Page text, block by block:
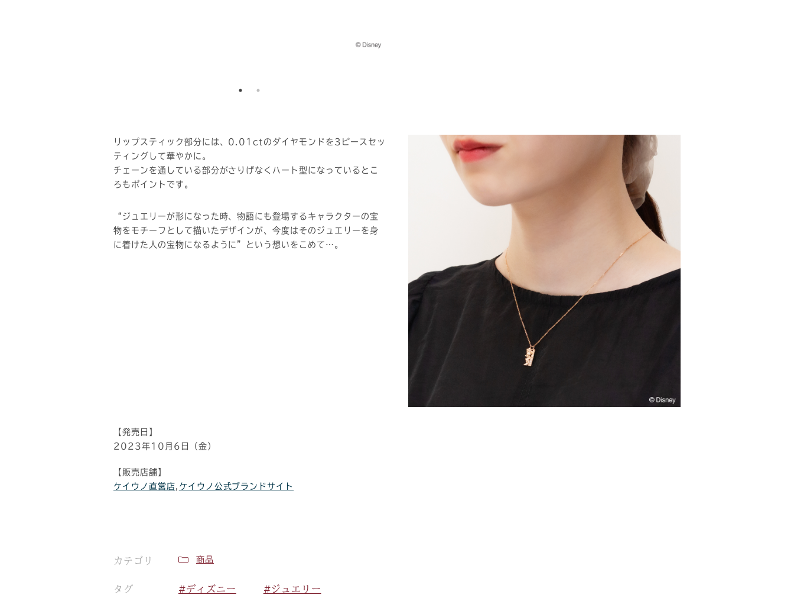
リップスティック部分には、0.01ctのダイヤモンドを3ピースセッ
ティングして華やかに。
チェーンを通している部分がさりげなくハート型になっているとこ
ろもポイントです。
“ジュエリーが形になった時、物語にも登場するキャラクターの宝
物をモチーフとして描いたデザインが、今度はそのジュエリーを身
に着けた人の宝物になるように”という想いをこめて…。
【発売日】
2023年10月6日（金）
【販売店舗】
ケイウノ直営店 ケイウノ公式ブランドサイト
カテゴリ 商品
タグ #ディズニー #ジュエリー